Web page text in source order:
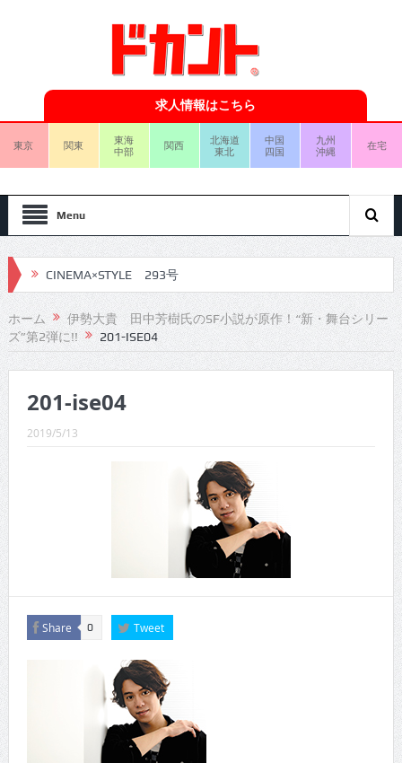
求人情報はこちら
東京 関東
東海
中部
関西
北海道
東北
中国
四国
九州
沖縄
在宅
Menu
CINEMA×STYLE 293号
CINEMA×STYLE 292号
CINEMA×STYLE 291号
CINEMA×STYLE 289号
CINEMA×STYLE 294号
ホーム
伊勢大貴 田中芳樹氏のSF小説が原作！“新・舞台シリー
ズ”第2弾に!!
201-ISE04
201-ise04
2019/5/13
Share 0 Tweet